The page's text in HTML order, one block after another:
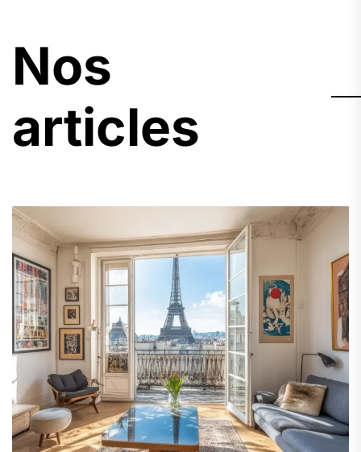
Nos
articles